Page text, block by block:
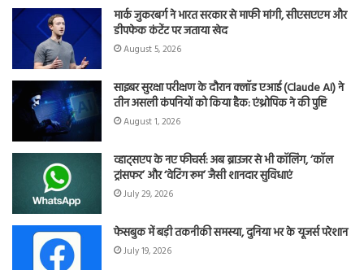
मार्क जुकरबर्ग ने भारत सरकार से माफी मांगी, सीएसएएम और
डीपफेक कंटेंट पर जताया खेद
August 5, 2026
साइबर सुरक्षा परीक्षण के दौरान क्लॉड एआई (Claude AI) ने
तीन असली कंपनियों को किया हैक: एंथ्रोपिक ने की पुष्टि
August 1, 2026
व्हाट्सएप के नए फीचर्स: अब ब्राउजर से भी कॉलिंग, ‘कॉल
ट्रांसफर’ और ‘वेटिंग रूम’ जैसी शानदार सुविधाएं
July 29, 2026
फेसबुक में बड़ी तकनीकी समस्या, दुनिया भर के यूजर्स परेशान
July 19, 2026